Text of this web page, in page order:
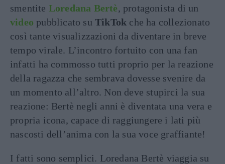
smentite Loredana Bertè, protagonista di un
video pubblicato suTikTok che ha collezionato
così tante visualizzazioni da diventare in breve
tempo virale. L’incontro fortuito con una fan
infatti ha commosso tutti proprio per la reazione
della ragazza che sembrava dovesse svenire da
un momento all’altro. Non deve stupirci la sua
reazione: Bertè negli anni è diventata una vera e
propria icona, capace di raggiungere i lati più
nascosti dell’anima con la sua voce graffiante!
I fatti sono semplici. Loredana Bertè viaggia su